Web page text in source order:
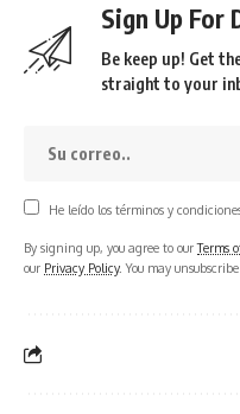
Sign Up For
Be keep up! Get
straight to your
He leído los términos y
By signing up, you agree to ourTerms
our Privacy Policy. You may